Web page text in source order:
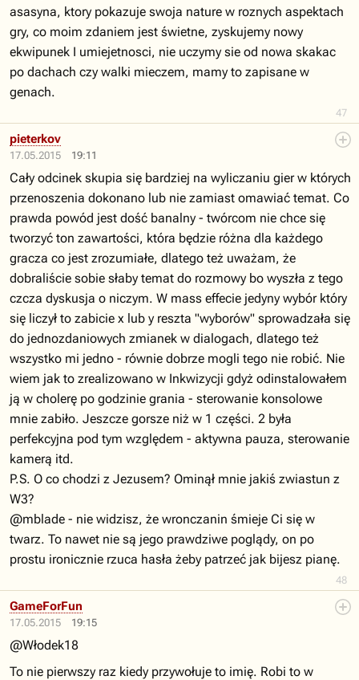
47
asasyna, ktory pokazuje swoja nature w roznych aspektach
gry, co moim zdaniem jest świetne, zyskujemy nowy
ekwipunek I umiejetnosci, nie uczymy sie od nowa skakac
po dachach czy walki mieczem, mamy to zapisane w
genach.
17.05.2015 19:11
48
pieterkov
Cały odcinek skupia się bardziej na wyliczaniu gier w których
przenoszenia dokonano lub nie zamiast omawiać temat. Co
prawda powód jest dość banalny - twórcom nie chce się
tworzyć ton zawartości, która będzie różna dla każdego
gracza co jest zrozumiałe, dlatego też uważam, że
dobraliście sobie słaby temat do rozmowy bo wyszła z tego
czcza dyskusja o niczym. W mass effecie jedyny wybór który
się liczył to zabicie x lub y reszta "wyborów" sprowadzała się
do jednozdaniowych zmianek w dialogach, dlatego też
wszystko mi jedno - równie dobrze mogli tego nie robić. Nie
wiem jak to zrealizowano w Inkwizycji gdyż odinstalowałem
ją w cholerę po godzinie grania - sterowanie konsolowe
mnie zabiło. Jeszcze gorsze niż w 1 części. 2 była
perfekcyjna pod tym względem - aktywna pauza, sterowanie
kamerą itd.
P.S. O co chodzi z Jezusem? Ominął mnie jakiś zwiastun z
W3?
@mblade - nie widzisz, że wronczanin śmieje Ci się w
twarz. To nawet nie są jego prawdziwe poglądy, on po
prostu ironicznie rzuca hasła żeby patrzeć jak bijesz pianę.
17.05.2015 19:15
GameForFun
@Włodek18
To nie pierwszy raz kiedy przywołuje to imię. Robi to w